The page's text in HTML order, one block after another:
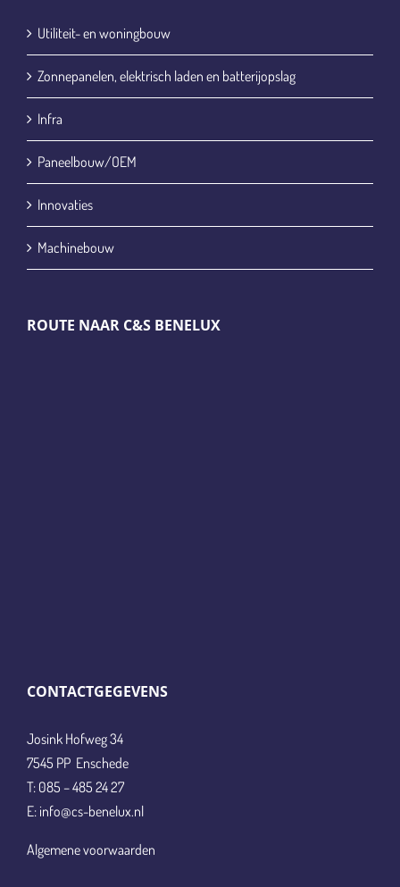
Utiliteit- en woningbouw
Zonnepanelen, elektrisch laden en batterijopslag
Infra
Paneelbouw/OEM
Innovaties
Machinebouw
ROUTE NAAR C&S BENELUX
CONTACTGEGEVENS
Josink Hofweg 34
7545 PP Enschede
T: 085 – 485 24 27
E: info@cs-benelux.nl
Algemene voorwaarden